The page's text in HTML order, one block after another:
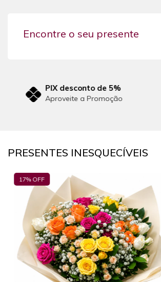
Encontre o seu presente
FRETE GRÁTIS
Veja condições
PRESENTES INESQUECÍVEIS
26% OFF